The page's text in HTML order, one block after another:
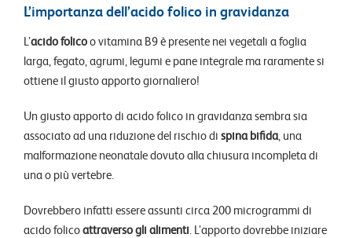
L’importanza dell’acido folico in gravidanza
L’acido folicoo vitamina B9 è presente nei vegetali a foglia
larga, fegato, agrumi, legumi e pane integrale ma raramente si
ottiene il giusto apporto giornaliero!
Un giusto apporto di acido folico in gravidanza sembra sia
associato ad una riduzione del rischio di spina bifida, una
malformazione neonatale dovuto alla chiusura incompleta di
una o più vertebre
Dovrebbero infatti essere assunti circa 200 microgrammi di
acido folicoattraverso gli alimenti . L’apporto dovrebbe iniziare